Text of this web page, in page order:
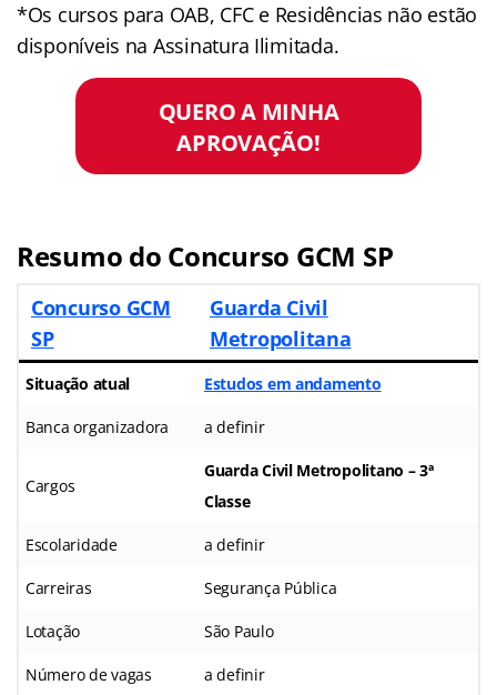
*Os cursos para OAB, CFC e Residências não estão
disponíveis na Assinatura Ilimitada.
QUERO A MINHA
APROVAÇÃO!
Resumo do Concurso GCM SP
Concurso GCM
SP
Guarda Civil
Metropolitana
Situação atual Estudos em andamento
Banca organizadora a definir
Cargos
Guarda Civil Metropolitano – 3ª
Classe
Escolaridade a definir
Carreiras Segurança Pública
Lotação São Paulo
Número de vagas a definir